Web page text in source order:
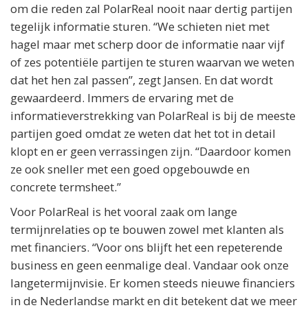
om die reden zal PolarReal nooit naar dertig partijen
tegelijk informatie sturen. “We schieten niet met
hagel maar met scherp door de informatie naar vijf
of zes potentiële partijen te sturen waarvan we weten
dat het hen zal passen”, zegt Jansen. En dat wordt
gewaardeerd. Immers de ervaring met de
informatieverstrekking van PolarReal is bij de meeste
partijen goed omdat ze weten dat het tot in detail
klopt en er geen verrassingen zijn. “Daardoor komen
ze ook sneller met een goed opgebouwde en
concrete termsheet.”
Voor PolarReal is het vooral zaak om lange
termijnrelaties op te bouwen zowel met klanten als
met financiers. “Voor ons blijft het een repeterende
business en geen eenmalige deal. Vandaar ook onze
langetermijnvisie. Er komen steeds nieuwe financiers
in de Nederlandse markt en dit betekent dat we meer